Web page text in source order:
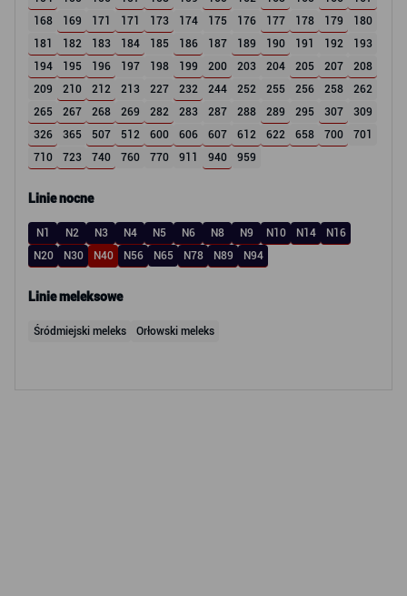
168
169 171 171 173 174 175 176 177 178 179
180
181
182 183 184 185 186 187 189 190 191 192
193
194
195 196 197 198 199 200 203 204 205 207
208
209
210 212 213 227 232 244 252 255 256 258
262
265
267 268 269 282 283 287 288 289 295 307
309
326
365 507 512 600 606 607 612 622 658 700
701
710
723 740 760 770 911 940 959
Linie nocne
N1 N2 N3 N4 N5 N6 N8 N9 N10 N14
N16
N20
N30 N40 N56 N65 N78 N89 N94
Linie meleksowe
Śródmiejski meleks Orłowski meleks